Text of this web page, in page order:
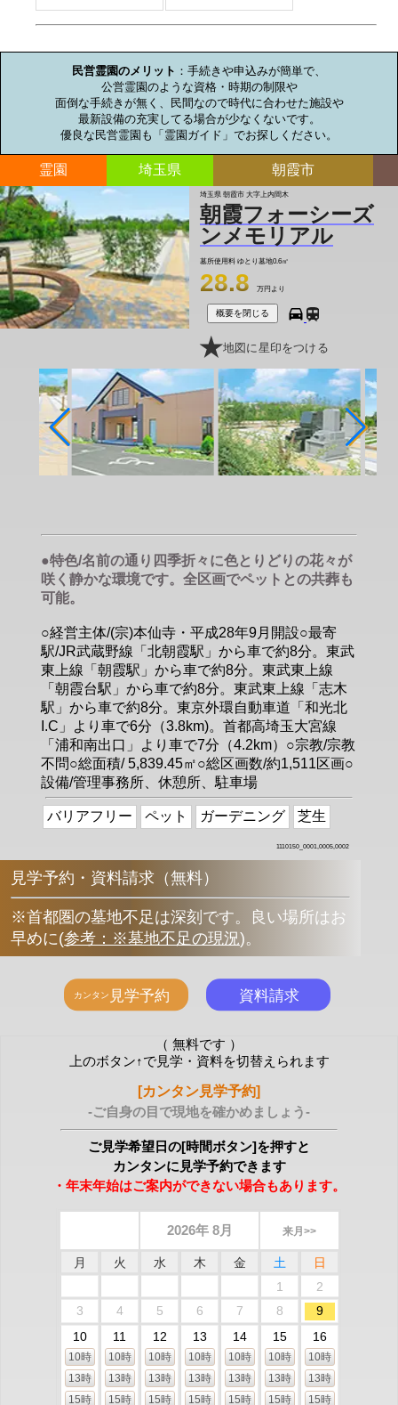
民営霊園のメリット ：手続きや申込みが簡単で、
公営霊園のような資格・時期の制限や
面倒な手続きが無く、民間なので時代に合わせた施設や
最新設備の充実してる場合が少なくないです。
優良な民営霊園も「霊園ガイド」でお探しください。
霊園 埼玉県 朝霞市
埼玉県 朝霞市 大字上内間木
朝霞フォーシーズ
ンメモリアル
墓所使用料 ゆとり墓地0.6㎡
28.8 万円より
概要を閉じる
地図に星印をつける
●特色/名前の通り四季折々に色とりどりの花々が
咲く静かな環境です。全区画でペットとの共葬も
可能。
○経営主体/(宗)本仙寺・平成28年9月開設○最寄
駅/JR武蔵野線「北朝霞駅」から車で約8分。東武
東上線「朝霞駅」から車で約8分。東武東上線
「朝霞台駅」から車で約8分。東武東上線「志木
駅」から車で約8分。東京外環自動車道「和光北
I.C」より車で6分（3.8km)。首都高埼玉大宮線
「浦和南出口」より車で7分（4.2km）○宗教/宗教
不問○総面積/ 5,839.45㎡○総区画数/約1,511区画○
設備/管理事務所、休憩所、駐車場
バリアフリー ペット ガーデニング 芝生
1110150_0001,0005,0002
見学予約・資料請求（無料）
※首都圏の墓地不足は深刻です。良い場所はお
早めに(参考：※墓地不足の現況)。
（ 無料です ）
上のボタン↑で見学・資料を切替えられます
[カンタン見学予約]
-ご自身の目で現地を確かめましょう-
ご見学希望日の[時間ボタン]を押すと
カンタンに見学予約できます
・年末年始はご案内ができない場合もあります。
2026年 8月 来月>>
月 火 水 木 金 土
日
1
2
3
4 5 6 7 8
9
10
10時
13時
15時
11
10時
13時
15時
12
10時
13時
15時
13
10時
13時
15時
14
10時
13時
15時
15
10時
13時
15時
16
10時
13時
15時